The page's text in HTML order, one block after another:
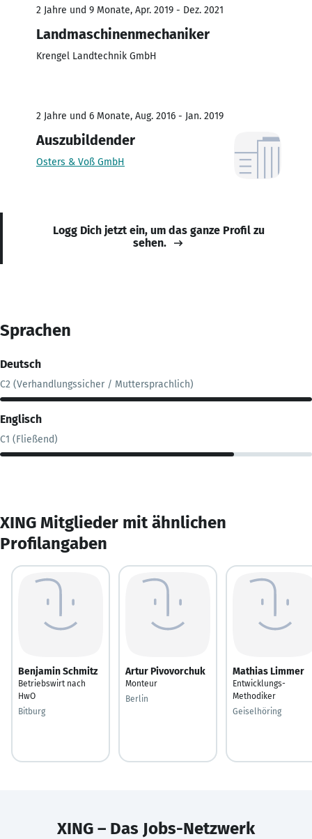
2 Jahre und 9 Monate, Apr. 2019 - Dez. 2021
Landmaschinenmechaniker
Krengel Landtechnik GmbH
2 Jahre und 6 Monate, Aug. 2016 - Jan. 2019
Auszubildender
Osters & Voß GmbH
Logg Dich jetzt ein, um das ganze Profil zu
sehen.
Sprachen
Deutsch
C2 (Verhandlungssicher / Muttersprachlich)
Englisch
C1 (Fließend)
XING Mitglieder mit ähnlichen
Profilangaben
Benjamin Schmitz
Betriebswirt nach
HwO
Bitburg
Artur Pivovorchuk
Monteur
Berlin
Mathias Limmer
Entwicklungs-
Methodiker
Geiselhöring
XING – Das Jobs-Netzwerk